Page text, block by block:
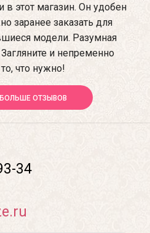
этот магазин. Он удобен
заранее заказать для
модели. Разумная
и непременно
что нужно!
ОТЗЫВОВ
34